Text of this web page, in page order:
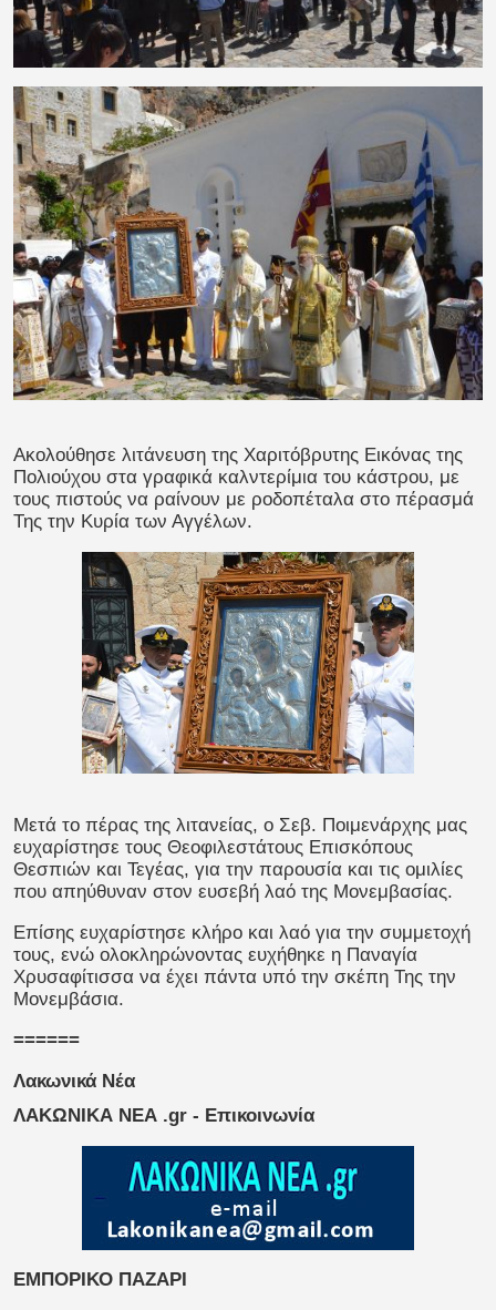
Ακολούθησε λιτάνευση της Χαριτόβρυτης Εικόνας της
Πολιούχου στα γραφικά καλντερίμια του κάστρου, με
τους πιστούς να ραίνουν με ροδοπέταλα στο πέρασμά
Της την Κυρία των Αγγέλων.
Μετά το πέρας της λιτανείας, ο Σεβ. Ποιμενάρχης μας
ευχαρίστησε τους Θεοφιλεστάτους Επισκόπους
Θεσπιών και Τεγέας, για την παρουσία και τις ομιλίες
που απηύθυναν στον ευσεβή λαό της Μονεμβασίας.
Επίσης ευχαρίστησε κλήρο και λαό για την συμμετοχή
τους, ενώ ολοκληρώνοντας ευχήθηκε η Παναγία
Χρυσαφίτισσα να έχει πάντα υπό την σκέπη Της την
Μονεμβάσια.
======
Λακωνικά Νέα
ΛΑΚΩΝΙΚΑ ΝΕΑ .gr - Επικοινωνία
ΕΜΠΟΡΙΚΟ ΠΑΖΑΡΙ